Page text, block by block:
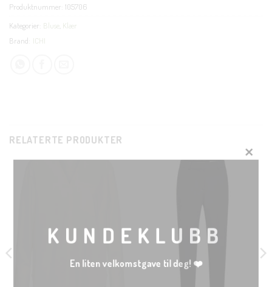
Produktnummer: 105706
Kategorier: Bluse Klær
Brand: ICHI
RELATERTE PRODUKTER
KUNDEKLUBB
En liten velkomstgave til deg! ❤️